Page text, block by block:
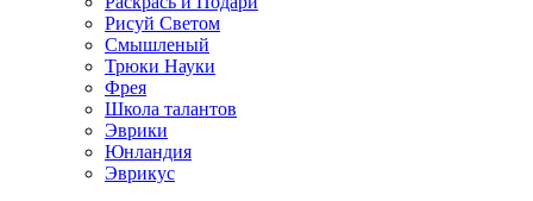
Рисуй Светом
Смышленый
Трюки Науки
Фрея
Школа талантов
Эврики
Юнландия
Эврикус